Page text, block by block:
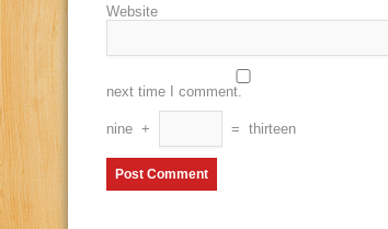
Website
next time I comment.
nine + = thirteen